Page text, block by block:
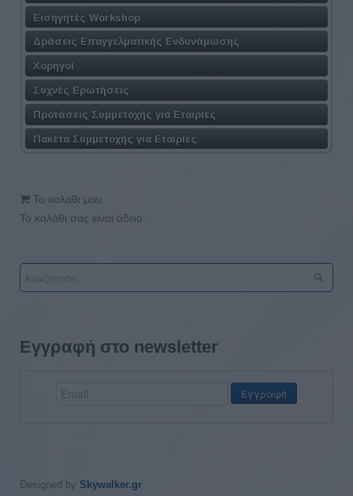
Εισηγητές Workshop
Δράσεις Επαγγελματικής Ενδυνάμωσης
Χορηγοί
Συχνές Ερωτήσεις
Προτάσεις Συμμετοχής για Εταιρίες
Πακέτα Συμμετοχής για Εταιρίες
Το καλάθι μου
Το καλάθι σας είναι άδειο.
Εγγραφή στο newsletter
Designed by Skywalker.gr